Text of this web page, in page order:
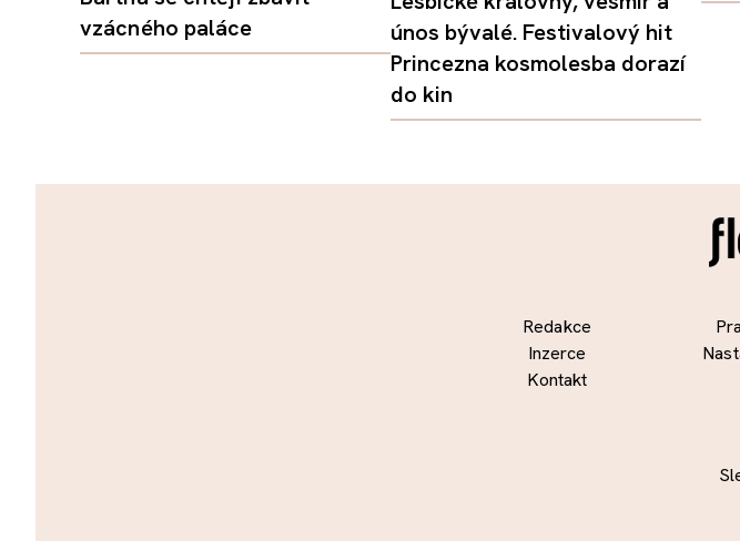
vzácného paláce
únos bývalé. Festivalový hit
Princezna kosmolesba dorazí
do kin
Redakce
Inzerce
Kontakt